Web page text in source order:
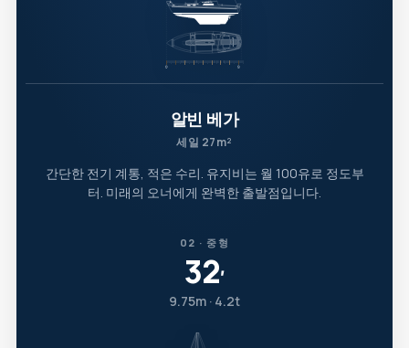
알빈 베가
세일 27m²
간단한 전기 계통, 적은 수리. 유지비는 월 100유로 정도부
터. 미래의 오너에게 완벽한 출발점입니다.
02 · 중형
32′
9.75m · 4.2t